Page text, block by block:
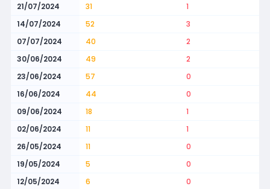
21/07/2024
31
1
14/07/2024
52
3
07/07/2024
40
2
30/06/2024
49
2
23/06/2024
57
0
16/06/2024
44
0
09/06/2024
18
1
02/06/2024
11
1
26/05/2024
11
0
19/05/2024
5
0
12/05/2024
6
0